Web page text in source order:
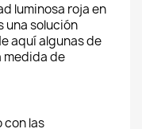
luminosa roja en
una solución
aquí algunas de
medida de
con las